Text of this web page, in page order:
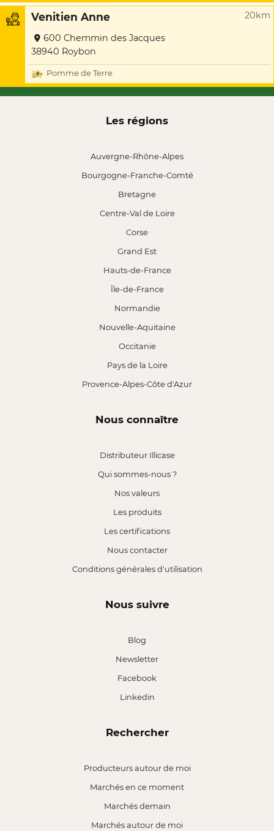
Venitien Anne 20km
600 Chemmin des Jacques
38940 Roybon
Pomme de Terre
Les régions
Auvergne-Rhône-Alpes
Bourgogne-Franche-Comté
Bretagne
Centre-Val de Loire
Corse
Grand Est
Hauts-de-France
Île-de-France
Normandie
Nouvelle-Aquitaine
Occitanie
Pays de la Loire
Provence-Alpes-Côte d'Azur
Nous connaître
Distributeur Illicase
Qui sommes-nous ?
Nos valeurs
Les produits
Les certifications
Nous contacter
Conditions générales d'utilisation
Nous suivre
Blog
Newsletter
Facebook
Linkedin
Rechercher
Producteurs autour de moi
Marchés en ce moment
Marchés demain
Marchés autour de moi